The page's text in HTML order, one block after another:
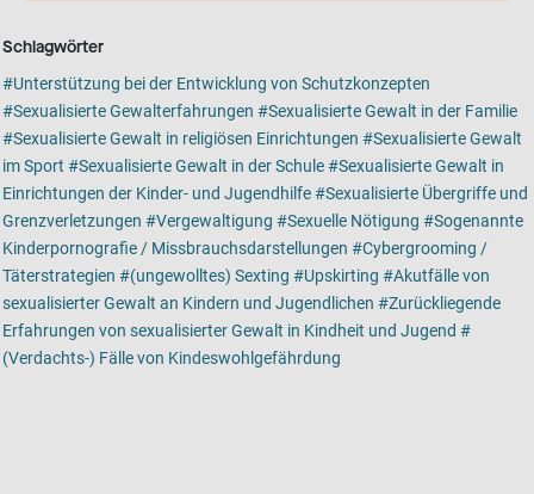
Schlagwörter
Unterstützung bei der Entwicklung von Schutzkonzepten
Sexualisierte Gewalterfahrungen
Sexualisierte Gewalt in der Familie
Sexualisierte Gewalt in religiösen Einrichtungen
Sexualisierte Gewalt
im Sport
Sexualisierte Gewalt in der Schule
Sexualisierte Gewalt in
Einrichtungen der Kinder- und Jugendhilfe
Sexualisierte Übergriffe und
Grenzverletzungen
Vergewaltigung Sexuelle Nötigung
Sogenannte
Kinderpornografie / Missbrauchsdarstellungen
Cybergrooming /
Täterstrategien
(ungewolltes) Sexting Upskirting
Akutfälle von
sexualisierter Gewalt an Kindern und Jugendlichen
Zurückliegende
Erfahrungen von sexualisierter Gewalt in Kindheit und Jugend
(Verdachts-) Fälle von Kindeswohlgefährdung